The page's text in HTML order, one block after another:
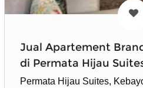
Jual Apartement
di Permata Hijau
Permata Hijau Suites,